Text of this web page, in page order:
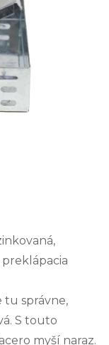
tu správne,
S touto
myší naraz.